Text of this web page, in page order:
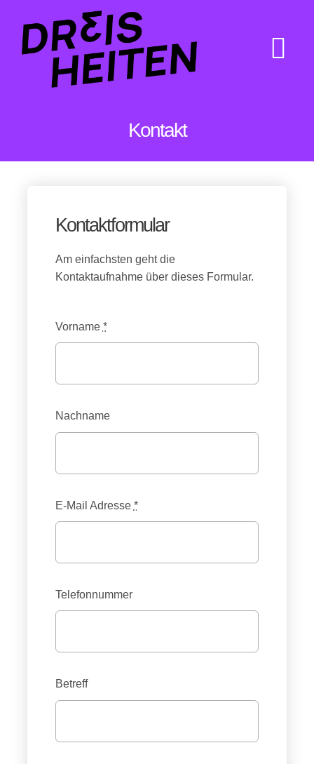
Inhalt
springen
Kontakt
Kontaktformular
Am einfachsten geht die
Kontaktaufnahme über dieses Formular.
Vorname *
Nachname
E-Mail Adresse *
Telefonnummer
Betreff